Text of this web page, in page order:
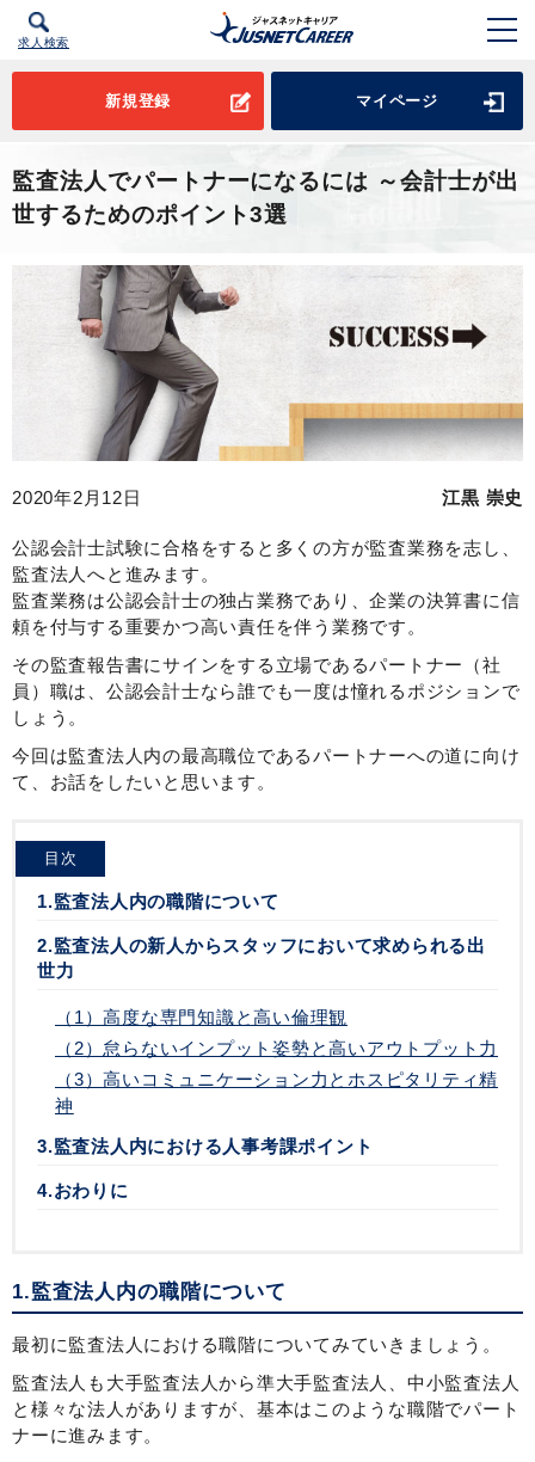
求人検索
新規登録 マイページ
監査法人でパートナーになるには ～会計士が出
世するためのポイント3選
2020年2月12日 江黒 崇史
公認会計士試験に合格をすると多くの方が監査業務を志し、
監査法人へと進みます。
監査業務は公認会計士の独占業務であり、企業の決算書に信
頼を付与する重要かつ高い責任を伴う業務です。
その監査報告書にサインをする立場であるパートナー（社
員）職は、公認会計士なら誰でも一度は憧れるポジションで
しょう。
今回は監査法人内の最高職位であるパートナーへの道に向け
て、お話をしたいと思います。
目次
1.監査法人内の職階について
2.監査法人の新人からスタッフにおいて求められる出
世力
（1）高度な専門知識と高い倫理観
（2）怠らないインプット姿勢と高いアウトプット力
（3）高いコミュニケーション力とホスピタリティ精
神
3.監査法人内における人事考課ポイント
4.おわりに
1.監査法人内の職階について
最初に監査法人における職階についてみていきましょう。
監査法人も大手監査法人から準大手監査法人、中小監査法人
と様々な法人がありますが、基本はこのような職階でパート
ナーに進みます。